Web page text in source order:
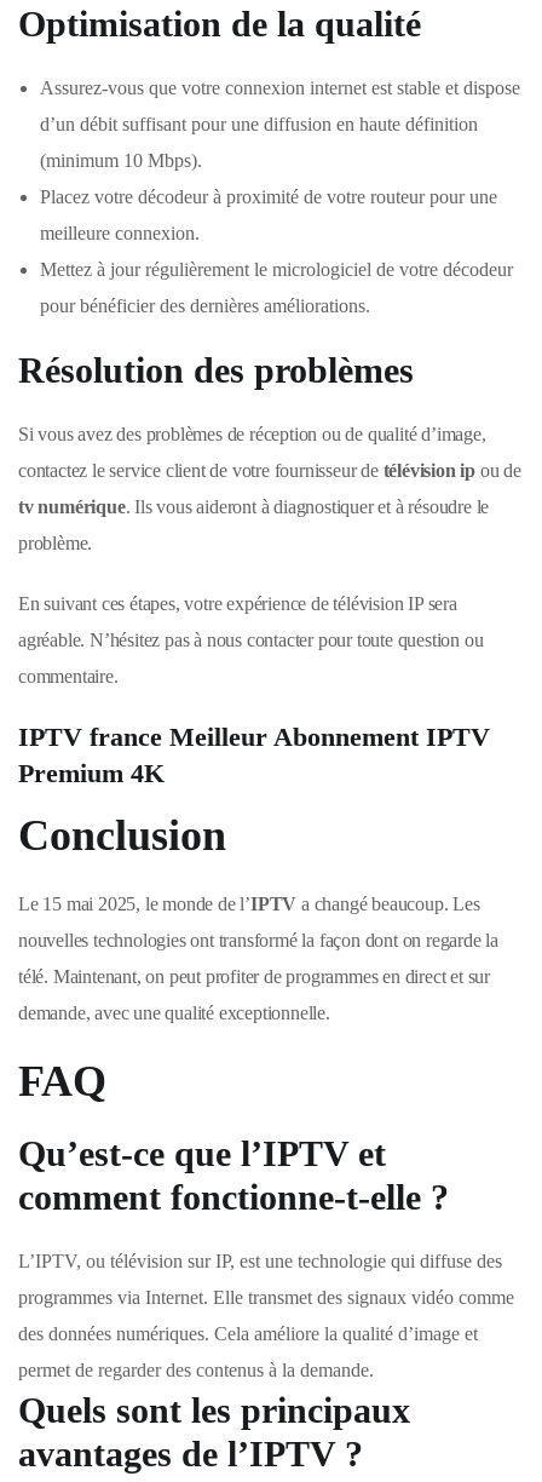
Optimisation de la qualité
Assurez-vous que votre connexion internet est stable et dispose
d’un débit suffisant pour une diffusion en haute définition
(minimum 10 Mbps).
Placez votre décodeur à proximité de votre routeur pour une
meilleure connexion.
Mettez à jour régulièrement le micrologiciel de votre décodeur
pour bénéficier des dernières améliorations.
Résolution des problèmes
Si vous avez des problèmes de réception ou de qualité d’image,
contactez le service client de votre fournisseur de télévision ip ou de
tv numérique. Ils vous aideront à diagnostiquer et à résoudre le
problème.
En suivant ces étapes, votre expérience de télévision IP sera
agréable. N’hésitez pas à nous contacter pour toute question ou
commentaire.
IPTV france Meilleur Abonnement IPTV
Premium 4K
Conclusion
Le 15 mai 2025, le monde de l’IPTV a changé beaucoup. Les
nouvelles technologies ont transformé la façon dont on regarde la
télé. Maintenant, on peut profiter de programmes en direct et sur
demande, avec une qualité exceptionnelle.
FAQ
Qu’est-ce que l’IPTV et
comment fonctionne-t-elle ?
L’IPTV, ou télévision sur IP, est une technologie qui diffuse des
programmes via Internet. Elle transmet des signaux vidéo comme
des données numériques. Cela améliore la qualité d’image et
permet de regarder des contenus à la demande.
Quels sont les principaux
avantages de l’IPTV ?